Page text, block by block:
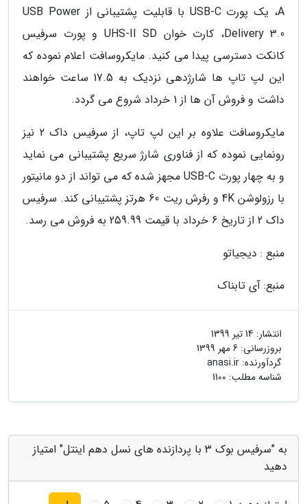
A، یک پورت USB-C با قابلیت پشتیبانی از USB Power
Delivery 3.0، کارت خوان UHS-II SD و پورت سرفیس
کانکت دسترسی پیدا می کنید. مایکروسافت اعلام نموده که
این لپ تاپ ها شارژدهی نزدیک به 17.5 ساعت خواهند
داشت و فروش آن ها از 1 خرداد شروع می گردد.
مایکروسافت علاوه بر این لپ تاپ، از سرفیس داک 2 نیز
رونمایی نموده که از فناوری شارژ سریع پشتیبانی می نماید
و به چهار پورت USB-C مجهز شده که می تواند از دو مانیتور
با رزولوشن 4K و رفرش ریت 60 هرتز پشتیبانی کند. سرفیس
داک 2 از تاریخ 6 خرداد با قیمت 259.99 به فروش می رسد.
منبع : دیجیاتو
منبع: آی تابناک
انتشار: 14 تیر 1399
بروزرسانی: 6 مهر 1399
گردآورنده: anasi.ir
شناسه مطلب: 1100
به "سرفیس بوک 3 با پردازنده های نسل دهم اینتل" امتیاز
دهید